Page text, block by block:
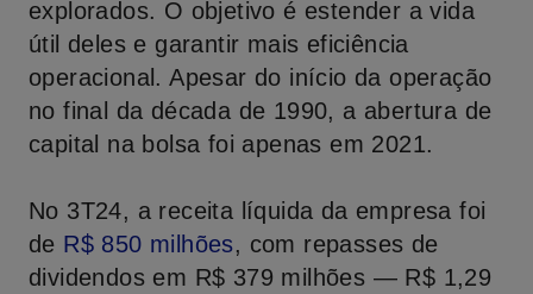
explorados. O objetivo é estender a vida
útil deles e garantir mais eficiência
operacional. Apesar do início da operação
no final da década de 1990, a abertura de
capital na bolsa foi apenas em 2021.
No 3T24, a receita líquida da empresa foi
de R$ 850 milhões, com repasses de
dividendos em R$ 379 milhões — R$ 1,29